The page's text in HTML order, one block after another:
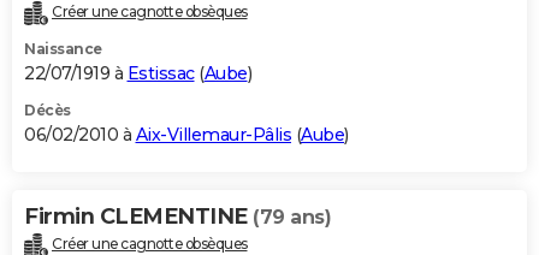
Créer une cagnotte obsèques
Naissance
22/07/1919 à Estissac(Aube)
Décès
06/02/2010 à Aix-Villemaur-Pâlis (Aube)
Firmin CLEMENTINE (79 ans)
Créer une cagnotte obsèques